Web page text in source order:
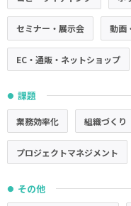
セミナー・展示会 動画
EC・通販・ネットショップ
● 課題
業務効率化 組織づくり
プロジェクトマネジメント
● その他